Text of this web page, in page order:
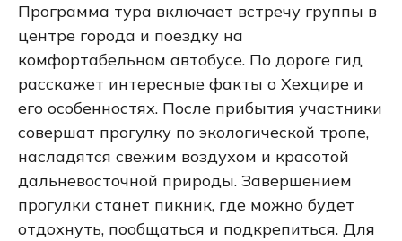
Программа тура включает встречу группы в
центре города и поездку на
комфортабельном автобусе. По дороге гид
расскажет интересные факты о Хехцире и
его особенностях. После прибытия участники
совершат прогулку по экологической тропе,
насладятся свежим воздухом и красотой
дальневосточной природы. Завершением
прогулки станет пикник, где можно будет
отдохнуть, пообщаться и подкрепиться. Для